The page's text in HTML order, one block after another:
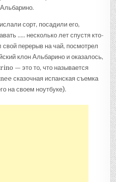
сорт, посадили его,
….. несколько лет спустя кто-
свой перерыв на чай, посмотрел
клон Альбарино и оказалось,
— это то, что называется
сказочная испанская съемка
на своем ноутбуке).